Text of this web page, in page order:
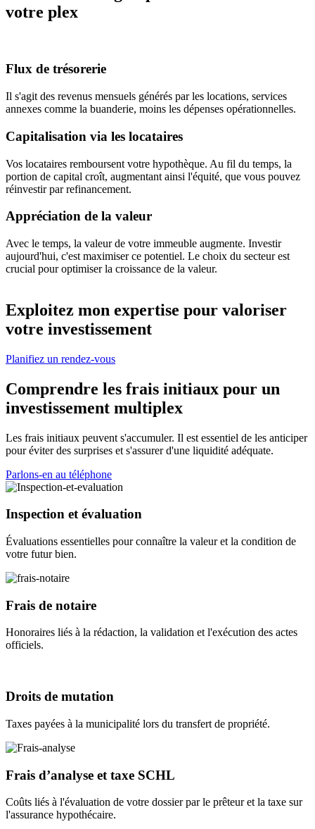
votre plex
Flux de trésorerie
Il s'agit des revenus mensuels générés par les locations, services
annexes comme la buanderie, moins les dépenses opérationnelles.
Capitalisation via les locataires
Vos locataires remboursent votre hypothèque. Au fil du temps, la
portion de capital croît, augmentant ainsi l'équité, que vous pouvez
réinvestir par refinancement.
Appréciation de la valeur
Avec le temps, la valeur de votre immeuble augmente. Investir
aujourd'hui, c'est maximiser ce potentiel. Le choix du secteur est
crucial pour optimiser la croissance de la valeur.
Exploitez mon expertise pour valoriser
votre investissement
Planifiez un rendez-vous
Comprendre les frais initiaux pour un
investissement multiplex
Les frais initiaux peuvent s'accumuler. Il est essentiel de les anticiper
pour éviter des surprises et s'assurer d'une liquidité adéquate.
Parlons-en au téléphone
Inspection et évaluation
Évaluations essentielles pour connaître la valeur et la condition de
votre futur bien.
Frais de notaire
Honoraires liés à la rédaction, la validation et l'exécution des actes
officiels.
Droits de mutation
Taxes payées à la municipalité lors du transfert de propriété.
Frais d’analyse et taxe SCHL
Coûts liés à l'évaluation de votre dossier par le prêteur et la taxe sur
l'assurance hypothécaire.